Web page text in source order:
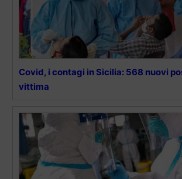
Covid, i contagi in Sicilia: 568 nuovi
vittima